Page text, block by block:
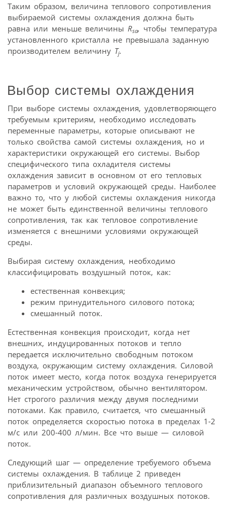
Таким образом, величина теплового сопротивления
выбираемой системы охлаждения должна быть
равна или меньше величины Rsa, чтобы температура
установленного кристалла не превышала заданную
производителем величину Tj.
Выбор системы охлаждения
При выборе системы охлаждения, удовлетворяющего
требуемым критериям, необходимо исследовать
переменные параметры, которые описывают не
только свойства самой системы охлаждения, но и
характеристики окружающей его системы. Выбор
специфического типа охладителя системы
охлаждения зависит в основном от его тепловых
параметров и условий окружающей среды. Наиболее
важно то, что у любой системы охлаждения никогда
не может быть единственной величины теплового
сопротивления, так как тепловое сопротивление
изменяется с внешними условиями окружающей
среды.
Выбирая систему охлаждения, необходимо
классифицировать воздушный поток, как:
естественная конвекция;
режим принудительного силового потока;
смешанный поток.
Естественная конвекция происходит, когда нет
внешних, индуцированных потоков и тепло
передается исключительно свободным потоком
воздуха, окружающим систему охлаждения. Силовой
поток имеет место, когда поток воздуха генерируется
механическим устройством, обычно вентилятором.
Нет строгого различия между двумя последними
потоками. Как правило, считается, что смешанный
поток определяется скоростью потока в пределах 1-2
м/с или 200-400 л/мин. Все что выше — силовой
поток.
Следующий шаг — определение требуемого объема
системы охлаждения. В таблице 2 приведен
приблизительный диапазон объемного теплового
сопротивления для различных воздушных потоков.